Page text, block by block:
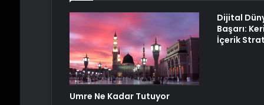
Umre Ne Kadar Tutuyor
Dijital
Başarı:
İçerik